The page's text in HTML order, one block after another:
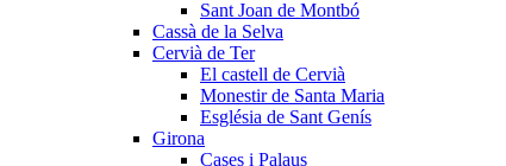
Sant Joan de Montbó
Cassà de la Selva
Cervià de Ter
El castell de Cervià
Monestir de Santa Maria
Església de Sant Genís
Girona
Cases i Palaus